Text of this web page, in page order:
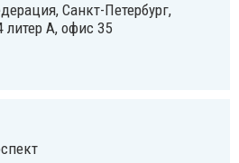
Санкт-Петербург,
литер А, офис 35